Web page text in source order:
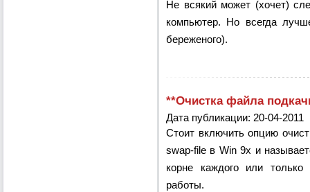
Не всякий может (хочет)
компьютер. Но всегда
береженого).
**Очистка файла
Дата публикации: 20-04-2011
Стоит включить опцию
swap-file в Win 9x и
корне каждого или только
работы.